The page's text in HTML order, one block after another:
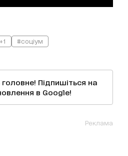
#соціум
головне! Підпишіться на
в Google!
Реклама